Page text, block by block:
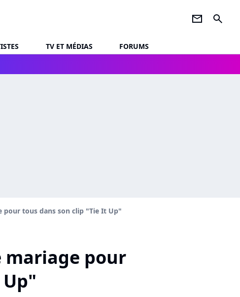
newsletter search
TV ET MÉDIAS
FORUMS
pour tous dans son clip "Tie It Up"
mariage pour